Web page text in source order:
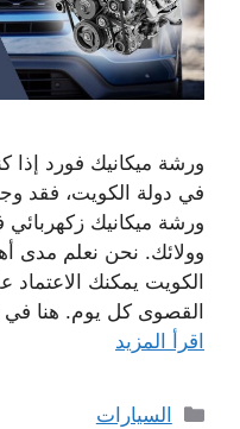
ورشة ميكانيك فورد
في دولة الكويت، فقد
ورشة ميكانيك
وولائك. نحن نعلم مدى
الكويت يمكنك الاعتماد
القصوى كل يوم. هنا
اقرأ المزيد
التصنيفات
السيارات